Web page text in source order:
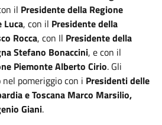
il Presidente della Regione
Luca, con il Presidente della
Rocca, con Il Presidente della
Stefano Bonaccini, e con il
Piemonte Alberto Cirio. Gli
pomeriggio con i Presidenti delle
e Toscana Marco Marsilio,
Giani.